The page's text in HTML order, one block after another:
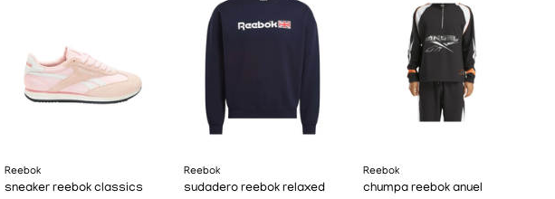
Reebok
sneaker reebok classics
Reebok
sudadero reebok relaxed
Reebok
chumpa reebok anuel